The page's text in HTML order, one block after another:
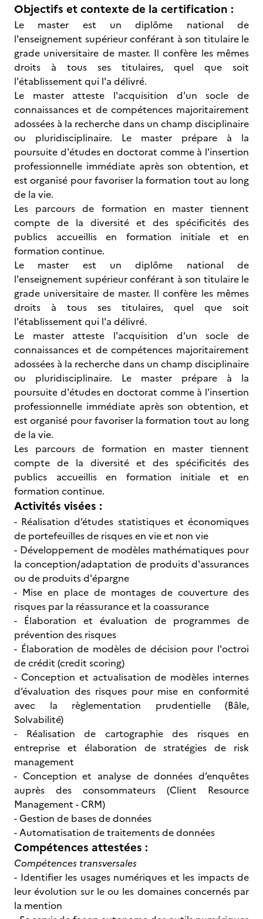
Objectifs et contexte de la certification :
Le master est un diplôme national de
l'enseignement supérieur conférant à son titulaire le
grade universitaire de master. Il confère les mêmes
droits à tous ses titulaires, quel que soit
l'établissement qui l'a délivré.
Le master atteste l'acquisition d'un socle de
connaissances et de compétences majoritairement
adossées à la recherche dans un champ disciplinaire
ou pluridisciplinaire. Le master prépare à la
poursuite d'études en doctorat comme à l'insertion
professionnelle immédiate après son obtention, et
est organisé pour favoriser la formation tout au long
de la vie.
Les parcours de formation en master tiennent
compte de la diversité et des spécificités des
publics accueillis en formation initiale et en
formation continue.
Le master est un diplôme national de
l'enseignement supérieur conférant à son titulaire le
grade universitaire de master. Il confère les mêmes
droits à tous ses titulaires, quel que soit
l'établissement qui l'a délivré.
Le master atteste l'acquisition d'un socle de
connaissances et de compétences majoritairement
adossées à la recherche dans un champ disciplinaire
ou pluridisciplinaire. Le master prépare à la
poursuite d'études en doctorat comme à l'insertion
professionnelle immédiate après son obtention, et
est organisé pour favoriser la formation tout au long
de la vie.
Les parcours de formation en master tiennent
compte de la diversité et des spécificités des
publics accueillis en formation initiale et en
formation continue.
Activités visées :
- Réalisation d’études statistiques et économiques
de portefeuilles de risques en vie et non vie
- Développement de modèles mathématiques pour
la conception/adaptation de produits d'assurances
ou de produits d'épargne
- Mise en place de montages de couverture des
risques par la réassurance et la coassurance
- Élaboration et évaluation de programmes de
prévention des risques
- Élaboration de modèles de décision pour l'octroi
de crédit (credit scoring)
- Conception et actualisation de modèles internes
d’évaluation des risques pour mise en conformité
avec la règlementation prudentielle (Bâle,
Solvabilité)
- Réalisation de cartographie des risques en
entreprise et élaboration de stratégies de risk
management
- Conception et analyse de données d’enquêtes
auprès des consommateurs (Client Resource
Management - CRM)
- Gestion de bases de données
- Automatisation de traitements de données
Compétences attestées :
Compétences transversales
- Identifier les usages numériques et les impacts de
leur évolution sur le ou les domaines concernés par
la mention